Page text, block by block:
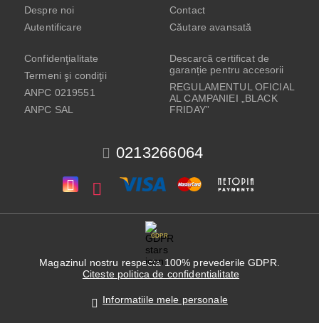
0213266064
Despre noi
Autentificare
Contact
Căutare avansată
Confidenţialitate
Termeni şi condiţii
ANPC 0219551
ANPC SAL
Descarcă certificat de
garanție pentru accesorii
REGULAMENTUL OFICIAL
AL CAMPANIEI „BLACK
FRIDAY”
GDPR
Magazinul nostru respecta 100% prevederile GDPR.
Citeste politica de confidentialitate
Informatiile mele personale